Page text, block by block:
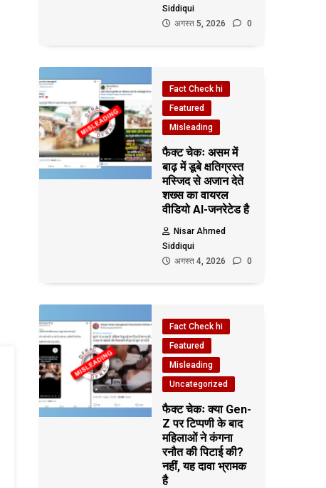
Siddiqui
अगस्त 5, 2026
0
Fact Check hi
Featured
Misleading
फैक्ट चेकः असम में
बाढ़ में डूबे क्षतिग्रस्त
मस्जिद से अजान देते
शख्स का वायरल
वीडियो AI-जनरेटेड है
Nisar Ahmed
Siddiqui
अगस्त 4, 2026
0
Fact Check hi
Featured
Misleading
Uncategorized
फैक्ट चेकः क्या Gen-
Z पर टिप्पणी के बाद
महिलाओं ने कंगना
रनौत की पिटाई की?
नहीं, यह दावा भ्रामक
है